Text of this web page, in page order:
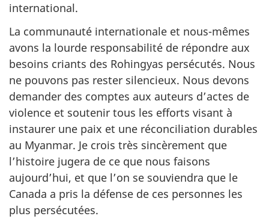
international.
La communauté internationale et nous-mêmes
avons la lourde responsabilité de répondre aux
besoins criants des Rohingyas persécutés. Nous
ne pouvons pas rester silencieux. Nous devons
demander des comptes aux auteurs d’actes de
violence et soutenir tous les efforts visant à
instaurer une paix et une réconciliation durables
au Myanmar. Je crois très sincèrement que
l’histoire jugera de ce que nous faisons
aujourd’hui, et que l’on se souviendra que le
Canada a pris la défense de ces personnes les
plus persécutées.